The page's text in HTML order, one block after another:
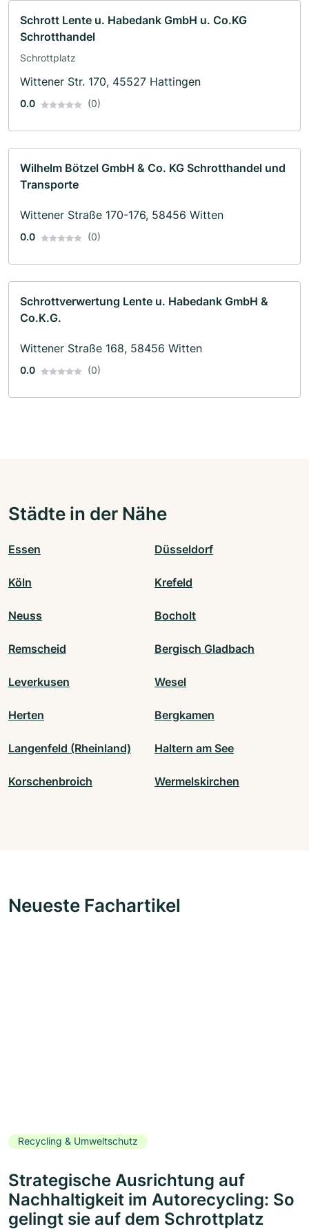
Schrott Lente u. Habedank GmbH u. Co.KG
Schrotthandel
Schrottplatz
Wittener Str. 170, 45527 Hattingen
0.0 (0)
Wilhelm Bötzel GmbH & Co. KG Schrotthandel und
Transporte
Wittener Straße 170-176, 58456 Witten
0.0 (0)
Schrottverwertung Lente u. Habedank GmbH &
Co.K.G.
Wittener Straße 168, 58456 Witten
0.0 (0)
Städte in der Nähe
Essen Düsseldorf
Köln Krefeld
Neuss Bocholt
Remscheid Bergisch Gladbach
Leverkusen Wesel
Herten Bergkamen
Langenfeld (Rheinland) Haltern am See
Korschenbroich Wermelskirchen
Neueste Fachartikel
Recycling & Umweltschutz
Strategische Ausrichtung auf
Nachhaltigkeit im Autorecycling: So
gelingt sie auf dem Schrottplatz